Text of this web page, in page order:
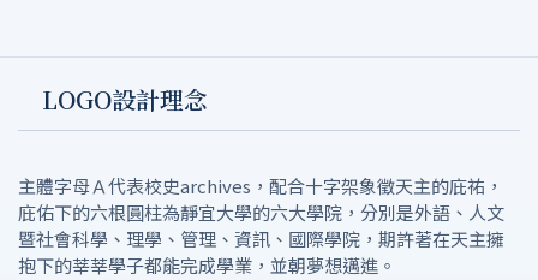
LOGO設計理念
主體字母Ａ代表校史archives，配合十字架象徵天主的庇祐，
庇佑下的六根圓柱為靜宜大學的六大學院，分別是外語、人文
暨社會科學、理學、管理、資訊、國際學院，期許著在天主擁
抱下的莘莘學子都能完成學業，並朝夢想邁進。